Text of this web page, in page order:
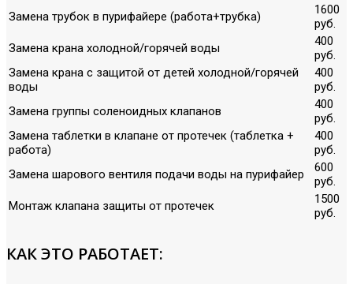
Замена трубок в пурифайере (работа+трубка)
1600
руб.
Замена крана холодной/горячей воды
400
руб.
Замена крана с защитой от детей холодной/горячей
воды
400
руб.
Замена группы соленоидных клапанов
400
руб.
Замена таблетки в клапане от протечек (таблетка +
работа)
400
руб.
Замена шарового вентиля подачи воды на пурифайер
600
руб.
Монтаж клапана защиты от протечек
1500
руб.
КАК ЭТО РАБОТАЕТ: